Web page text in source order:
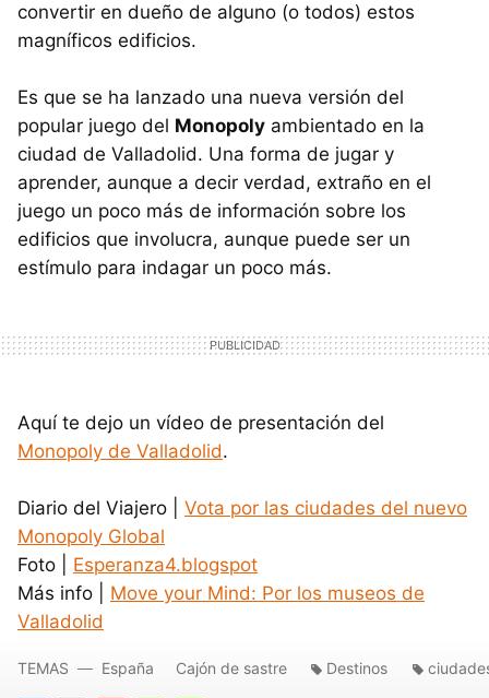
convertir en dueño de alguno (o todos) estos
magníficos edificios.
Es que se ha lanzado una nueva versión del
popular juego del Monopoly ambientado en la
ciudad de Valladolid. Una forma de jugar y
aprender, aunque a decir verdad, extraño en el
juego un poco más de información sobre los
edificios que involucra, aunque puede ser un
estímulo para indagar un poco más.
Aquí te dejo un vídeo de presentación del
Monopoly de Valladolid.
Diario del Viajero | Vota por las ciudades del nuevo
Monopoly Global
Foto | Esperanza4.blogspot
Más info | Move your Mind: Por los museos de
Valladolid
TEMAS España Cajón de sastre Destinos